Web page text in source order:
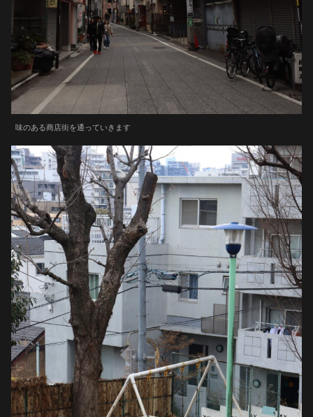
味のある商店街を通っていきます